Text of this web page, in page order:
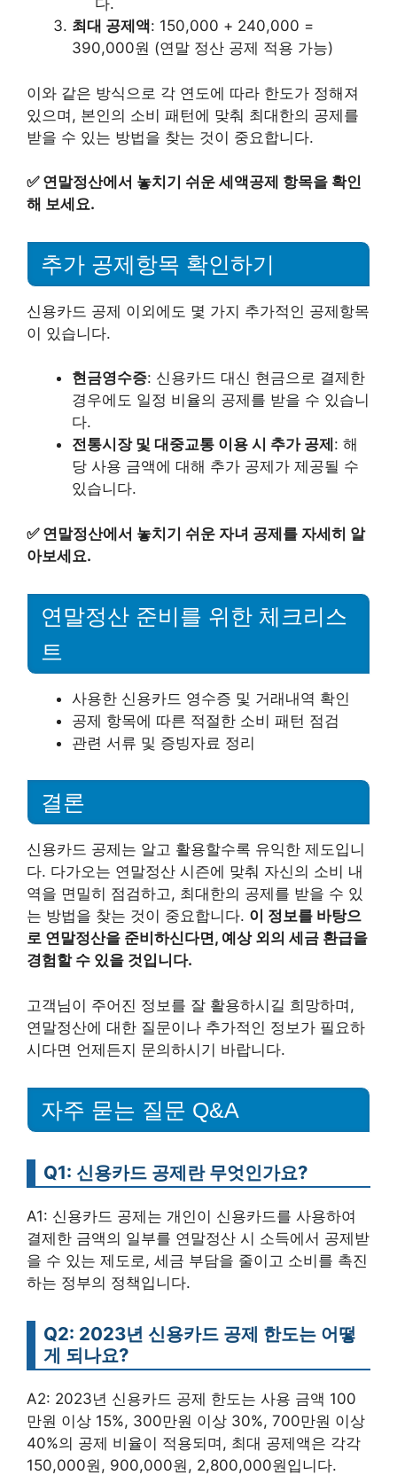
다.
최대 공제액: 150,000 + 240,000 =
390,000원 (연말 정산 공제 적용 가능)
이와 같은 방식으로 각 연도에 따라 한도가 정해져
있으며, 본인의 소비 패턴에 맞춰 최대한의 공제를
받을 수 있는 방법을 찾는 것이 중요합니다.
✅ 연말정산에서 놓치기 쉬운 세액공제 항목을 확인
해 보세요.
추가 공제항목 확인하기
신용카드 공제 이외에도 몇 가지 추가적인 공제항목
이 있습니다.
현금영수증: 신용카드 대신 현금으로 결제한
경우에도 일정 비율의 공제를 받을 수 있습니
다.
전통시장 및 대중교통 이용 시 추가 공제 : 해
당 사용 금액에 대해 추가 공제가 제공될 수
있습니다.
✅ 연말정산에서 놓치기 쉬운 자녀 공제를 자세히 알
아보세요.
연말정산 준비를 위한 체크리스
트
사용한 신용카드 영수증 및 거래내역 확인
공제 항목에 따른 적절한 소비 패턴 점검
관련 서류 및 증빙자료 정리
결론
신용카드 공제는 알고 활용할수록 유익한 제도입니
다. 다가오는 연말정산 시즌에 맞춰 자신의 소비 내
역을 면밀히 점검하고, 최대한의 공제를 받을 수 있
는 방법을 찾는 것이 중요합니다. 이 정보를 바탕으
로 연말정산을 준비하신다면, 예상 외의 세금 환급을
경험할 수 있을 것입니다.
고객님이 주어진 정보를 잘 활용하시길 희망하며,
연말정산에 대한 질문이나 추가적인 정보가 필요하
시다면 언제든지 문의하시기 바랍니다.
자주 묻는 질문 Q&A
Q1: 신용카드 공제란 무엇인가요?
A1: 신용카드 공제는 개인이 신용카드를 사용하여
결제한 금액의 일부를 연말정산 시 소득에서 공제받
을 수 있는 제도로, 세금 부담을 줄이고 소비를 촉진
하는 정부의 정책입니다.
Q2: 2023년 신용카드 공제 한도는 어떻
게 되나요?
A2: 2023년 신용카드 공제 한도는 사용 금액 100
만원 이상 15%, 300만원 이상 30%, 700만원 이상
40%의 공제 비율이 적용되며, 최대 공제액은 각각
150,000원, 900,000원, 2,800,000원입니다.